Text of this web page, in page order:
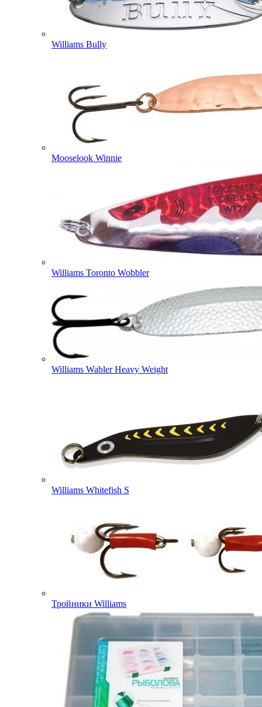
Williams Bully
Mooselook Winnie
Williams Toronto Wobbler
Williams Wabler Heavy Weight
Williams Whitefish S
Тройники Williams